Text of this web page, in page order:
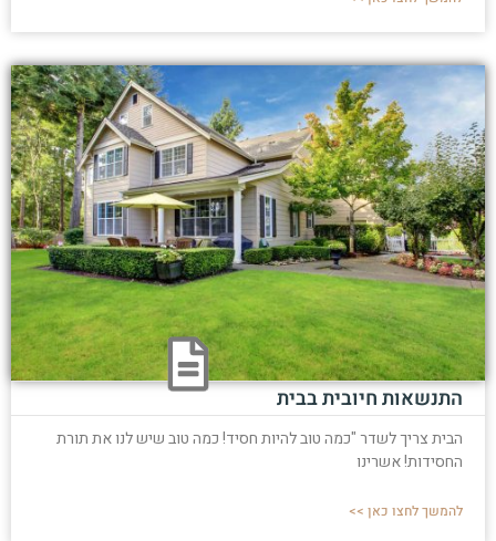
התנשאות חיובית בבית
הבית צריך לשדר "כמה טוב להיות חסיד! כמה טוב שיש לנו את תורת
החסידות! אשרינו
להמשך לחצו כאן >>